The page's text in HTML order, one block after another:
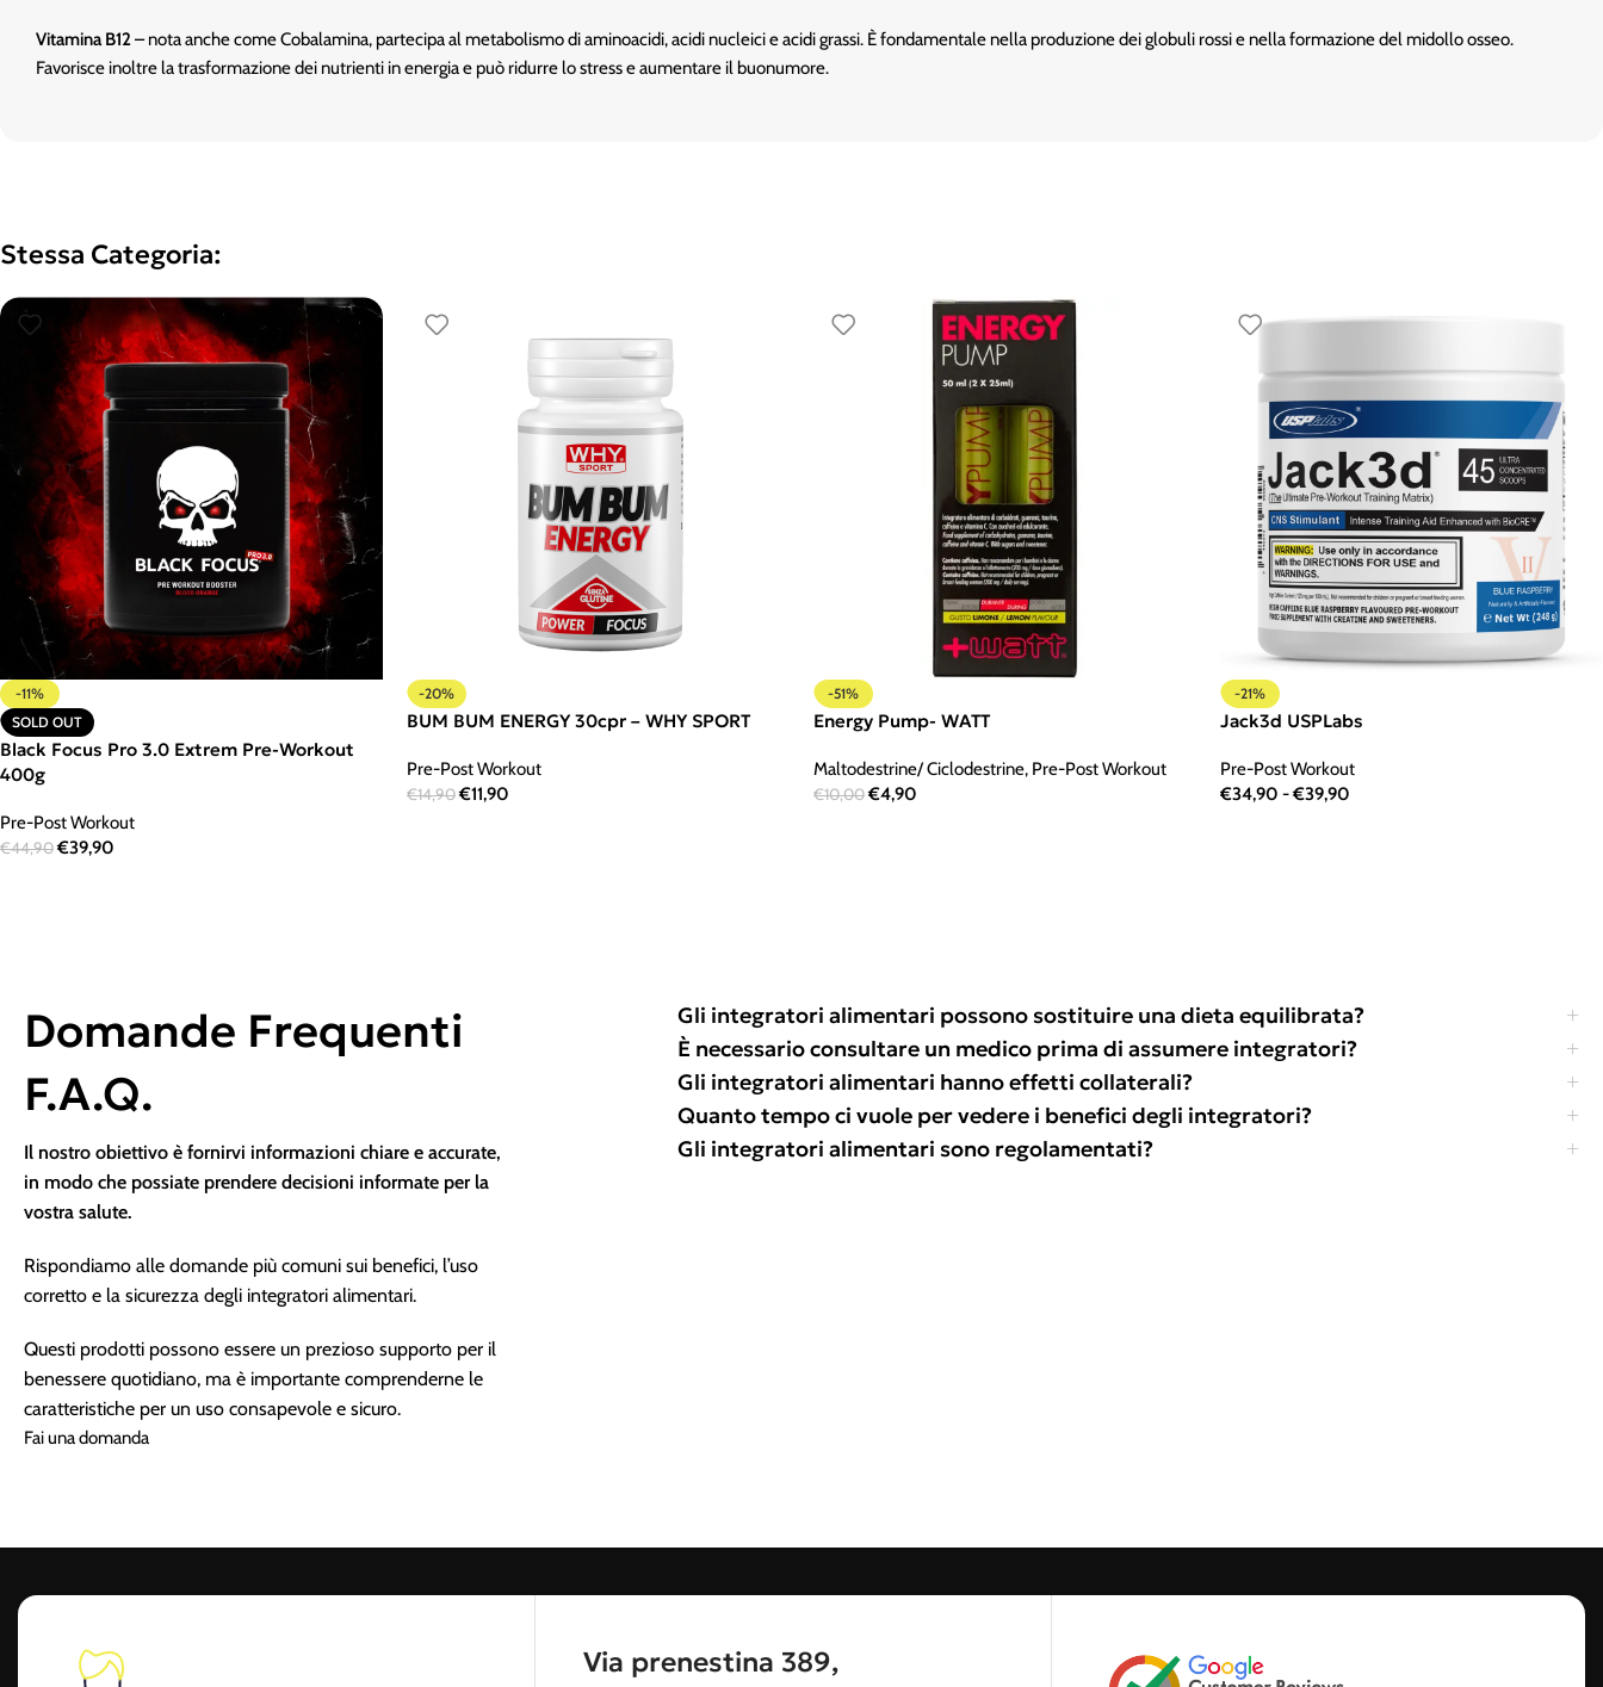
Vitamina B12– nota anche come Cobalamina, partecipa al metabolismo di aminoacidi, acidi nucleici e acidi grassi. È fondamentale nella produzione dei globuli rossi e nella formazione del midollo osseo.
Favorisce inoltre la trasformazione dei nutrienti in energia e può ridurre lo stress e aumentare il buonumore.
Stessa Categoria:
-11%
SOLD OUT
Black Focus Pro 3.0 Extrem Pre-Workout
400g
Pre-Post Workout
€44,90€39,90
-20%
BUM BUM ENERGY 30cpr – WHY SPORT
Pre-Post Workout
€14,90€11,90
-51%
Energy Pump- WATT
Maltodestrine/ Ciclodestrine, Pre-Post Workout
€10,00€4,90
-21%
Jack3d USPLabs
Pre-Post Workout
€34,90 -€39,90
Domande Frequenti
F.A.Q.
Il nostro obiettivo è fornirvi informazioni chiare e accurate,
in modo che possiate prendere decisioni informate per la
vostra salute.
Rispondiamo alle domande più comuni sui benefici, l’uso
corretto e la sicurezza degli integratori alimentari.
Questi prodotti possono essere un prezioso supporto per il
benessere quotidiano, ma è importante comprenderne le
caratteristiche per un uso consapevole e sicuro.
Fai una domanda
Gli integratori alimentari possono sostituire una dieta equilibrata?
È necessario consultare un medico prima di assumere integratori?
Gli integratori alimentari hanno effetti collaterali?
Quanto tempo ci vuole per vedere i benefici degli integratori?
Gli integratori alimentari sono regolamentati?
Via prenestina 389,